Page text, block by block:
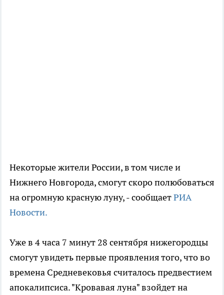
Некоторые жители России, в том числе и
Нижнего Новгорода, смогут скоро полюбоваться
на огромную красную луну, - сообщаетРИА
Новости.
Уже в 4 часа 7 минут 28 сентября нижегородцы
смогут увидеть первые проявления того, что во
времена Средневековья считалось предвестием
апокалипсиса. "Кровавая луна" взойдет на